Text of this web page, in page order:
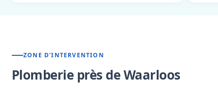
ZONE D'INTERVENTION
Plomberie près de Waarloos